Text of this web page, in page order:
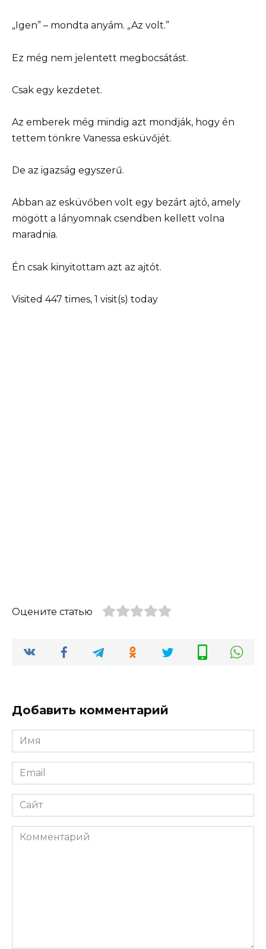
„Igen” – mondta anyám. „Az volt.”
Ez még nem jelentett megbocsátást.
Csak egy kezdetet.
Az emberek még mindig azt mondják, hogy én
tettem tönkre Vanessa esküvőjét.
De az igazság egyszerű.
Abban az esküvőben volt egy bezárt ajtó, amely
mögött a lányomnak csendben kellett volna
maradnia.
Én csak kinyitottam azt az ajtót.
Visited 447 times, 1 visit(s) today
Оцените статью
Добавить комментарий
Имя
*
Email
*
Сайт
Комментарий